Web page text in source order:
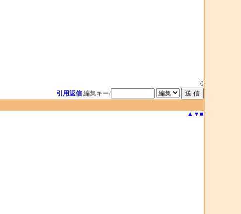
0
引用返信 編集キー/
▲ ▼ ■